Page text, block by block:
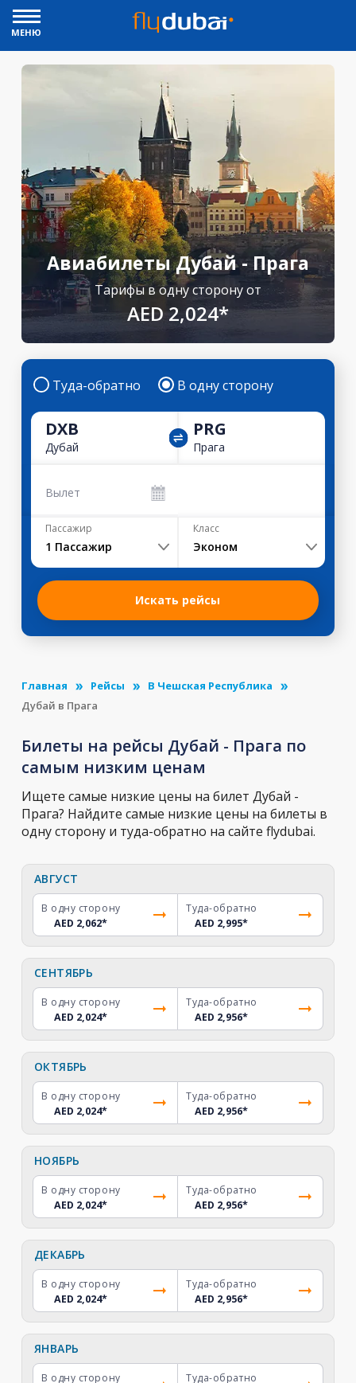
МЕНЮ
Авиабилеты Дубай - Прага
Тарифы в одну сторону от
AED 2,024*
Туда-обратно В одну сторону
DXB
Дубай
PRG
Прага
Вылет
Пассажир
1 Пассажир
Класс
Эконом
Искать рейсы
Главная Рейсы
В Чешская Республика
Дубай в Прага
Билеты на рейсы Дубай - Прага по
самым низким ценам
Ищете самые низкие цены на билет Дубай -
Прага? Найдите самые низкие цены на билеты в
одну сторону и туда-обратно на сайте flydubai.
АВГУСТ
В одну сторону
AED 2,062*
Туда-обратно
AED 2,995*
СЕНТЯБРЬ
В одну сторону
AED 2,024*
Туда-обратно
AED 2,956*
ОКТЯБРЬ
В одну сторону
AED 2,024*
Туда-обратно
AED 2,956*
НОЯБРЬ
В одну сторону
AED 2,024*
Туда-обратно
AED 2,956*
ДЕКАБРЬ
В одну сторону
AED 2,024*
Туда-обратно
AED 2,956*
ЯНВАРЬ
В одну сторону
Туда-обратно